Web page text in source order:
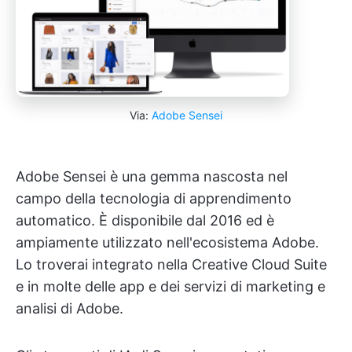
Via: Adobe Sensei
Adobe Sensei è una gemma nascosta nel
campo della tecnologia di apprendimento
automatico. È disponibile dal 2016 ed è
ampiamente utilizzato nell'ecosistema Adobe.
Lo troverai integrato nella Creative Cloud Suite
e in molte delle app e dei servizi di marketing e
analisi di Adobe.